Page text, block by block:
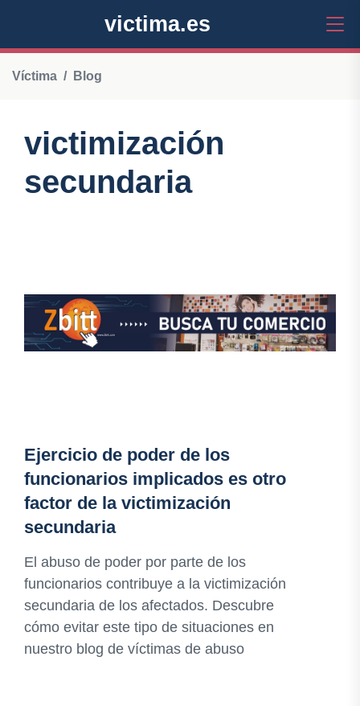
victima.es
Víctima Blog
victimización
secundaria
Ejercicio de poder de los
funcionarios implicados es otro
factor de la victimización
secundaria
El abuso de poder por parte de los
funcionarios contribuye a la victimización
secundaria de los afectados. Descubre
cómo evitar este tipo de situaciones en
nuestro blog de víctimas de abuso